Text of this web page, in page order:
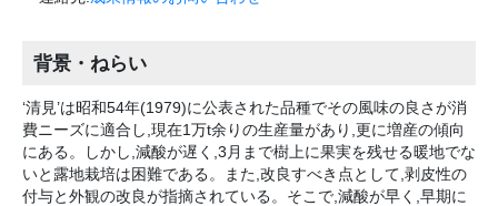
背景・ねらい
‘清見’は昭和54年(1979)に公表された品種でその風味の良さが消
費ニーズに適合し,現在1万t余りの生産量があり,更に増産の傾向
にある。しかし,減酸が遅く,3月まで樹上に果実を残せる暖地でな
いと露地栽培は困難である。また,改良すべき点として,剥皮性の
付与と外観の改良が指摘されている。そこで,減酸が早く,早期に